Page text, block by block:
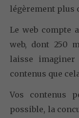
légèrement plus
Le web compte
web, dont 250
laisse
contenus que
Vos contenus
possible, la